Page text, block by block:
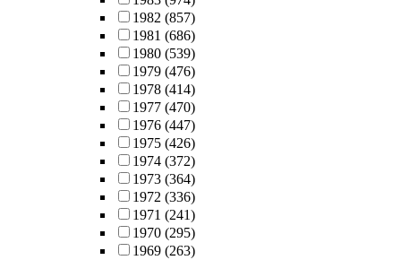
1982 (857)
1981 (686)
1980 (539)
1979 (476)
1978 (414)
1977 (470)
1976 (447)
1975 (426)
1974 (372)
1973 (364)
1972 (336)
1971 (241)
1970 (295)
1969 (263)